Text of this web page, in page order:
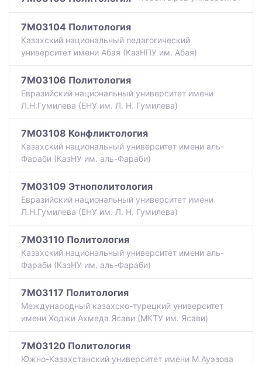
7M03104 Политология
Казахский национальный педагогический
университет имени Абая (КазНПУ им. Абая)
7M03106 Политология
Евразийский национальный университет имени
Л.Н.Гумилева (ЕНУ им. Л. Н. Гумилева)
7M03108 Конфликтология
Казахский национальный университет имени аль-
Фараби (КазНУ им. аль-Фараби)
7M03109 Этнополитология
Евразийский национальный университет имени
Л.Н.Гумилева (ЕНУ им. Л. Н. Гумилева)
7M03110 Политология
Казахский национальный университет имени аль-
Фараби (КазНУ им. аль-Фараби)
7M03117 Политология
Международный казахско-турецкий университет
имени Ходжи Ахмеда Ясави (МКТУ им. Ясави)
7M03120 Политология
Южно-Казахстанский университет имени М.Ауэзова